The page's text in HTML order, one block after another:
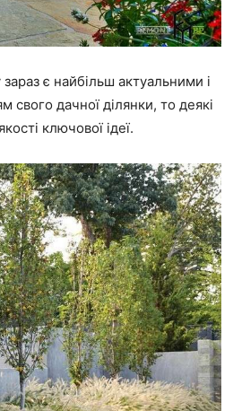
є найбільш актуальними і
дачної ділянки, то деякі
ключової ідеї.